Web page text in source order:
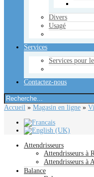
Divers
Usagé
Services
Services pour
Contactez-nous
Accueil » Magasin en ligne »
Attendrisseurs
Attendrisseurs à
Attendrisseurs à
Balance